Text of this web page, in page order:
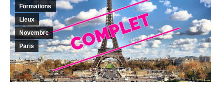
Formations
Lieux
Novembre
Paris